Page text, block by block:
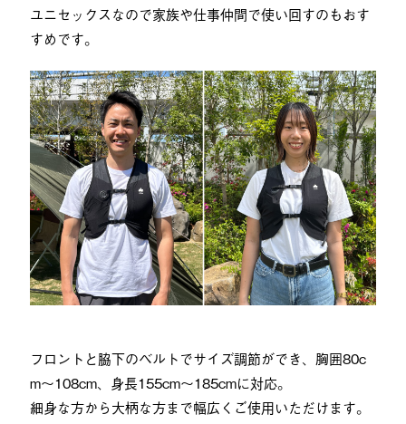
ユニセックスなので家族や仕事仲間で使い回すのもおす
すめです。
フロントと脇下のベルトでサイズ調節ができ、胸囲80c
m〜108cm、身長155cm〜185cmに対応。
細身な方から大柄な方まで幅広くご使用いただけます。